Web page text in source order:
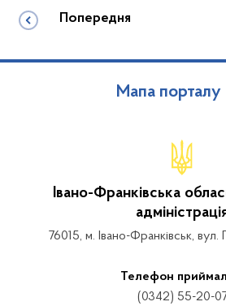
Попередня
Мапа порталу
Івано-Франківська
76015, м. Івано-Франківськ, вул.
Телефон
(0342) 55-20-